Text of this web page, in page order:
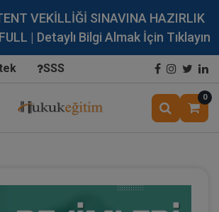
VEKİLLİĞİ SINAVINA HAZIRLIK
| Detaylı Bilgi Almak İçin Tıklayın
SSS
0